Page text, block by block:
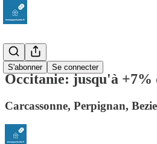
S'abonner Se connecter
Occitanie
Occitanie: jusqu'à +7%
Carcassonne, Perpignan,